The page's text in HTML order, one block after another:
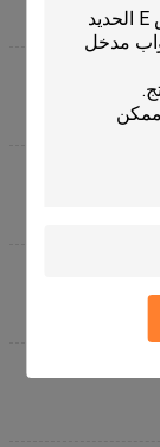
الطاقة العازلة
/ العزل